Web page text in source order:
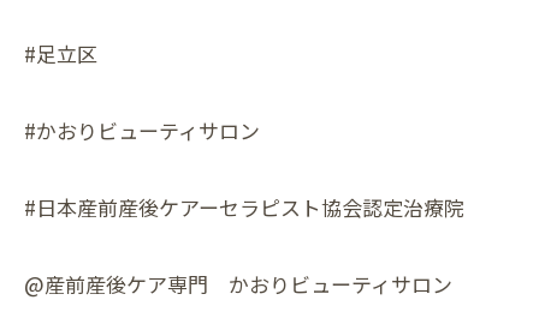
#足立区
#かおりビューティサロン
#日本産前産後ケアーセラピスト協会認定治療院
@産前産後ケア専門 かおりビューティサロン